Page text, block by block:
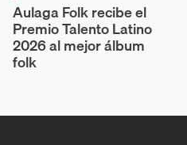
Aulaga Folk recibe el
Premio Talento Latino
2026 al mejor álbum
folk